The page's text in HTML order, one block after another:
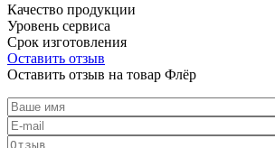
Качество продукции
Уровень сервиса
Срок изготовления
Оставить отзыв
Оставить отзыв на товар Флёр